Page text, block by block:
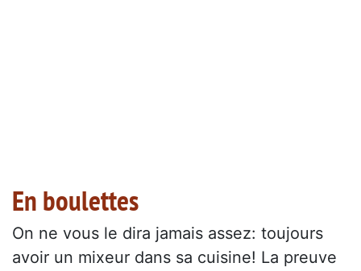
En boulettes
On ne vous le dira jamais assez: toujours
avoir un mixeur dans sa cuisine! La preuve